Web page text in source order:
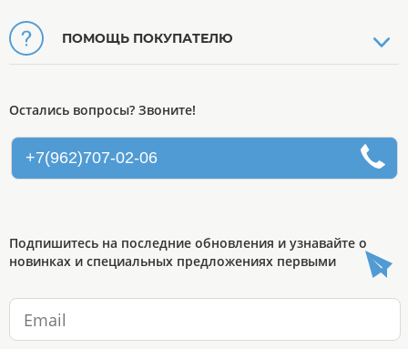
ПОМОЩЬ ПОКУПАТЕЛЮ
Остались вопросы? Звоните!
+7(962)707-02-06
Подпишитесь на последние обновления и узнавайте о
новинках и специальных предложениях первыми